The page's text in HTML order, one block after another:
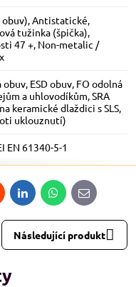
,Antistatické,
tužinka (špička),
47 +, Non-metalic /
obuv, ESD obuv, FO odolná
a uhlovodíkům,SRA
keramické dlaždici s SLS,
uklouznutí)
EN 61340-5-1
LinkedInWhatsApp
E-
mail
Následující produkt